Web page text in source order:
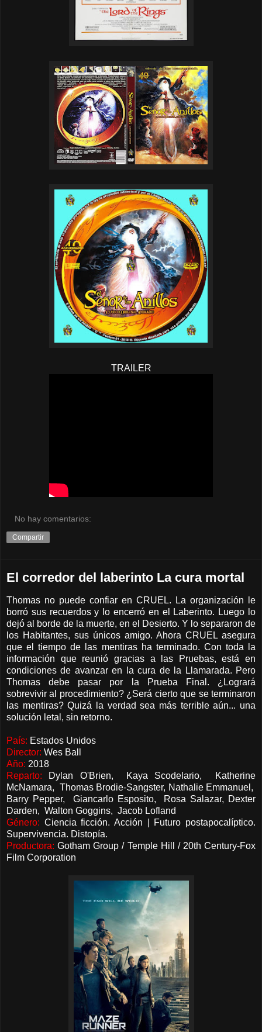
TRAILER
No hay comentarios:
Compartir
El corredor del laberinto La cura mortal
Thomas no puede confiar en CRUEL. La organización le
borró sus recuerdos y lo encerró en el Laberinto. Luego lo
dejó al borde de la muerte, en el Desierto. Y lo separaron de
los Habitantes, sus únicos amigo. Ahora CRUEL asegura
que el tiempo de las mentiras ha terminado. Con toda la
información que reunió gracias a las Pruebas, está en
condiciones de avanzar en la cura de la Llamarada. Pero
Thomas debe pasar por la Prueba Final. ¿Logrará
sobrevivir al procedimiento? ¿Será cierto que se terminaron
las mentiras? Quizá la verdad sea más terrible aún... una
solución letal, sin retorno.
País: Estados Unidos
Director: Wes Ball
Año: 2018
Reparto: Dylan O'Brien, Kaya Scodelario, Katherine
McNamara, Thomas Brodie-Sangster, Nathalie Emmanuel,
Barry Pepper, Giancarlo Esposito, Rosa Salazar, Dexter
Darden, Walton Goggins, Jacob Lofland
Género: Ciencia ficción. Acción | Futuro postapocalíptico.
Supervivencia. Distopía.
Productora: Gotham Group / Temple Hill / 20th Century-Fox
Film Corporation